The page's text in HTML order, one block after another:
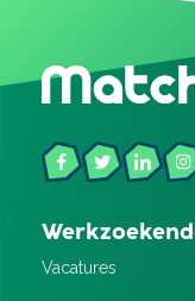
Vacatures